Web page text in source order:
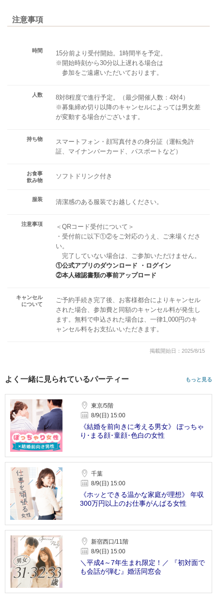
注意事項
時間
15分前より受付開始。1時間半を予定。
※開始時刻から30分以上遅れる場合は
参加をご遠慮いただいております。
人数
8対8程度で進行予定。（最少開催人数：4対4）
※募集締め切り以降のキャンセルによっては男女差
が変動する場合がございます。
持ち物
スマートフォン・顔写真付きの身分証（運転免許
証、マイナンバーカード、パスポートなど）
お食事
飲み物
ソフトドリンク付き
服装 清潔感のある服装でお越しください。
注意事項
＜QRコード受付について＞
・受付前に以下①②をご対応のうえ、ご来場くださ
い。
完了していない場合は、ご参加いただけません。
①公式アプリのダウンロード ・ログイン
②本人確認書類の事前アップロード
キャンセル
について
ご予約手続き完了後、お客様都合によりキャンセル
された場合、参加費と同額のキャンセル料が発生し
ます。無料で申込された場合は、一律1,000円のキ
ャンセル料をお支払いいただきます。
掲載開始日：2025/8/15
よく一緒に見られているパーティー もっと見る
東京/5階
8/9(日) 15:00
《結婚を前向きに考える男女》 ぽっちゃ
り･まる顔･童顔･色白の女性
千葉
8/9(日) 15:00
《ホッとできる温かな家庭が理想》 年収
300万円以上のお仕事がんばる女性
新宿西口/11階
8/9(日) 15:00
＼平成4～7年生まれ限定！／ 『初対面で
も会話が弾む』婚活同窓会